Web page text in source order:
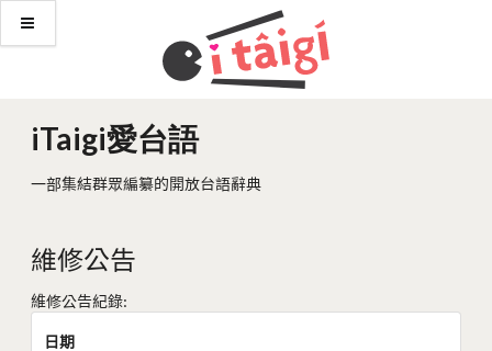
iTaigi愛台語
一部集結群眾編纂的開放台語辭典
維修公告
維修公告紀錄:
日期